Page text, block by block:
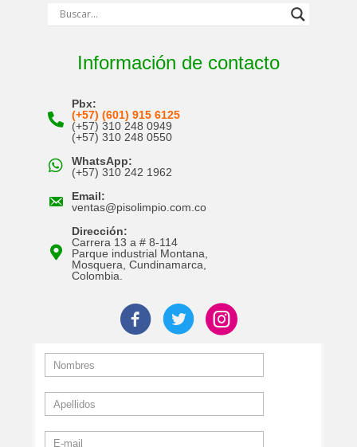
Información de contacto
Pbx:
(+57) (601) 915 6125
(+57) 310 248 0949
(+57) 310 248 0550
WhatsApp:
(+57) 310 242 1962
Email:
ventas@pisolimpio.com.co
Dirección:
Carrera 13 a # 8-114
Parque industrial Montana,
Mosquera, Cundinamarca,
Colombia.